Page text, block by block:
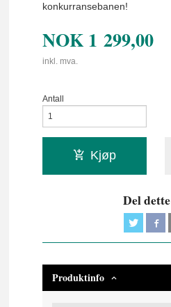
konkurransebanen!
NOK 1 299,00
inkl. mva.
Antall
Kjøp
Del dette
Produktinfo